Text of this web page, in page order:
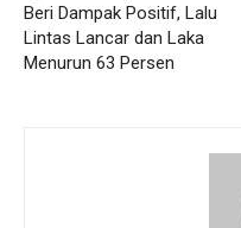
Beri Dampak Positif, Lalu
Lintas Lancar dan Laka
Menurun 63 Persen